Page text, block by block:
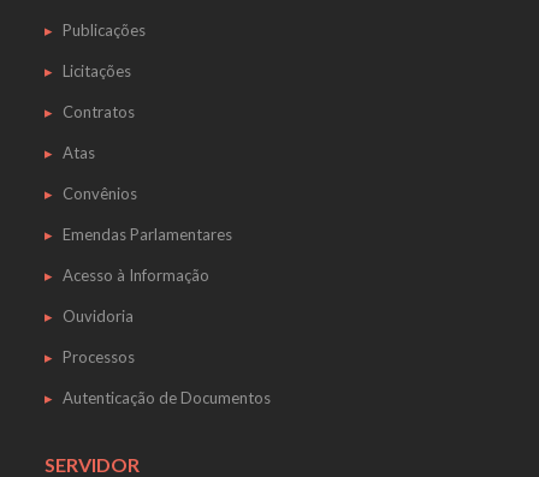
Publicações
Licitações
Contratos
Atas
Convênios
Emendas Parlamentares
Acesso à Informação
Ouvidoria
Processos
Autenticação de Documentos
SERVIDOR